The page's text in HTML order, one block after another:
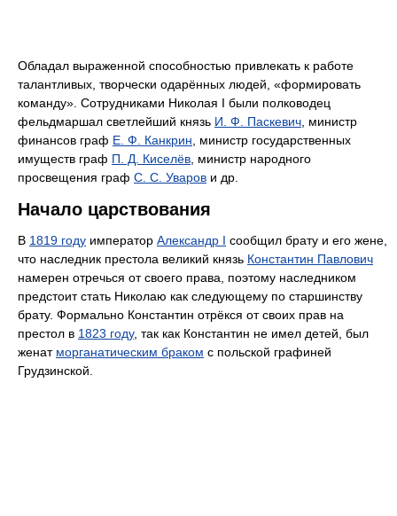
Обладал выраженной способностью привлекать к работе
талантливых, творчески одарённых людей, «формировать
команду». Сотрудниками Николая I были полководец
фельдмаршал светлейший князь И. Ф. Паскевич , министр
финансов граф Е. Ф. Канкрин , министр государственных
имуществ граф П. Д. Киселёв , министр народного
просвещения граф С. С. Уваров и др.
Начало царствования
В 1819 году император Александр I сообщил брату и его жене,
что наследник престола великий князь Константин Павлович
намерен отречься от своего права, поэтому наследником
предстоит стать Николаю как следующему по старшинству
брату. Формально Константин отрёкся от своих прав на
престол в 1823 году, так как Константин не имел детей, был
женат морганатическим браком с польской графиней
Грудзинской.